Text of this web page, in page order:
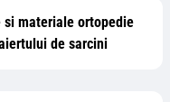
materiale ortopedie
de sarcini